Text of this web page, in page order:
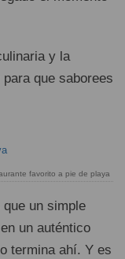
y la
que saborees
favorito a pie de playa
un simple
un auténtico
termina ahí. Y es